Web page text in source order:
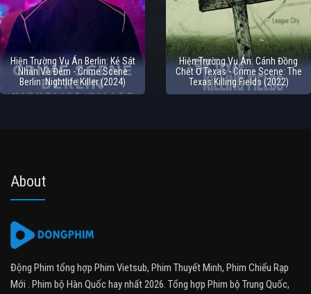
Hiện Trường Vụ Án Berlin: Kẻ Sát
Nhân Về Đêm - Crime Scene
Berlin: Nightlife Killer (2024)
Hiện Trường Vụ Án: Cánh Đồng
Chết Ở Texas - Crime Scene: The
Texas Killing Fields (2022)
About
Động Phim tổng hợp Phim Vietsub, Phim Thuyết Minh, Phim Chiếu Rạp
Mới . Phim bộ Hàn Quốc hay nhất 2026. Tổng hợp Phim bộ Trung Quốc,